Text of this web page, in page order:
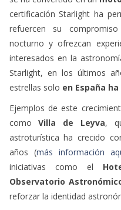
se ha convertido en un
certificación Starlight ha
refuercen su
nocturno y ofrezcan
interesados en la
Starlight, en los últimos
estrellas solo en España
Ejemplos de este
como
Villa de Leyva,
astroturística ha crecido
años (más información
iniciativas como el
Observatorio
reforzar la identidad